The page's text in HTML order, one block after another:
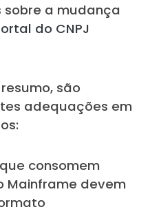
sobre a mudança
do CNPJ
são
adequações em
consomem
Mainframe devem